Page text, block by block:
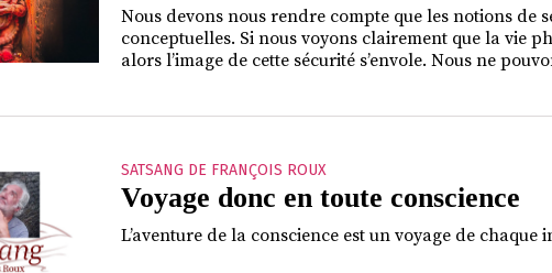
Nous devons nous rendre compte que les notions de
conceptuelles. Si nous voyons clairement que la vie
alors l’image de cette sécurité s’envole. Nous ne
SATSANG DE FRANÇOIS ROUX
Voyage donc en toute conscience
L’aventure de la conscience est un voyage de chaque